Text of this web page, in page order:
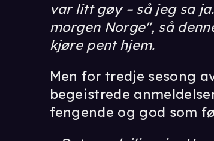
var litt gøy – så jeg sa
morgen Norge", så
kjøre pent hjem.
Men for tredje sesong
begeistrede
fengende og god som